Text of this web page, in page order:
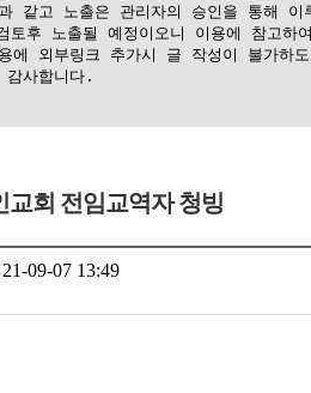
같고 노출은 관리자의 승인을 통해 이
후 노출될 예정이오니 이용에 참고하
에 외부링크 추가시 글 작성이 불가하
사합니다.
회 전임교역자 청빙
21-09-07 13:49